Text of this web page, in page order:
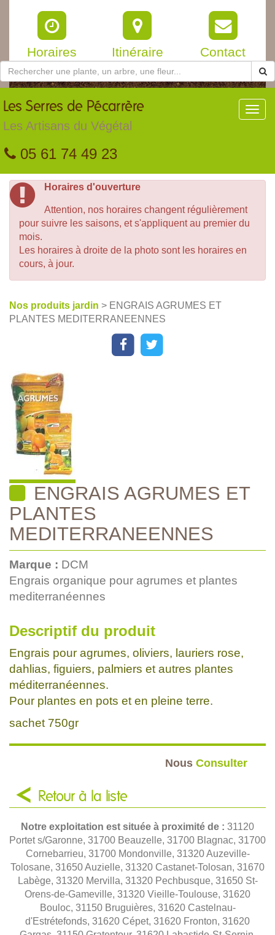
Horaires Itinéraire Contact
Les Serres de Pécarrère
Les Artisans du Végétal
05 61 74 49 23
Horaires d'ouverture
Attention, nos horaires changent régulièrement
pour suivre les saisons, et s'appliquent au premier du
mois.
Les horaires à droite de la photo sont les horaires en
cours, à jour.
Nos produits jardin > ENGRAIS AGRUMES ET
PLANTES MEDITERRANEENNES
ENGRAIS AGRUMES ET
PLANTES
MEDITERRANEENNES
Marque : DCM
Engrais organique pour agrumes et plantes
mediterranéennes
Descriptif du produit
Engrais pour agrumes, oliviers, lauriers rose,
dahlias, figuiers, palmiers et autres plantes
méditerranéennes.
Pour plantes en pots et en pleine terre.
sachet 750gr
Nous Consulter
Retour à la liste
Notre exploitation est située à proximité de : 31120
Portet s/Garonne, 31700 Beauzelle, 31700 Blagnac, 31700
Cornebarrieu, 31700 Mondonville, 31320 Auzeville-
Tolosane, 31650 Auzielle, 31320 Castanet-Tolosan, 31670
Labège, 31320 Mervilla, 31320 Pechbusque, 31650 St-
Orens-de-Gameville, 31320 Vieille-Toulouse, 31620
Bouloc, 31150 Bruguières, 31620 Castelnau-
d'Estrétefonds, 31620 Cépet, 31620 Fronton, 31620